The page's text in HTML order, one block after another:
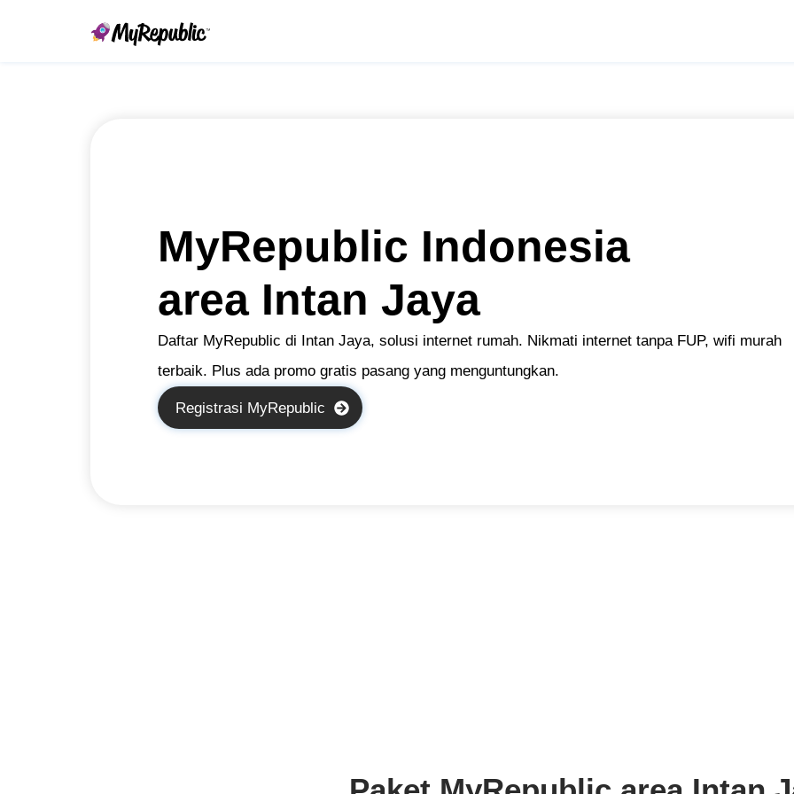
MyRepublic Indonesia
area Intan Jaya
Daftar MyRepublic di Intan Jaya, solusi internet rumah. Nikmati internet tanpa FUP, wifi murah
terbaik. Plus ada promo gratis pasang yang menguntungkan.
Registrasi MyRepublic